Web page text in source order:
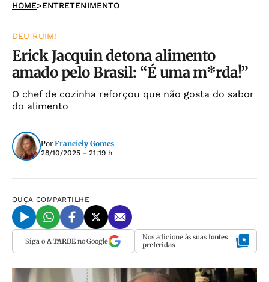
HOME>ENTRETENIMENTO
DEU RUIM!
Erick Jacquin detona alimento
amado pelo Brasil: “É uma m*rda!”
O chef de cozinha reforçou que não gosta do sabor
do alimento
Por Franciely Gomes
28/10/2025 - 21:19 h
OUÇA COMPARTILHE
Siga o A TARDEno Google Nos adicione às suas fontes
preferidas